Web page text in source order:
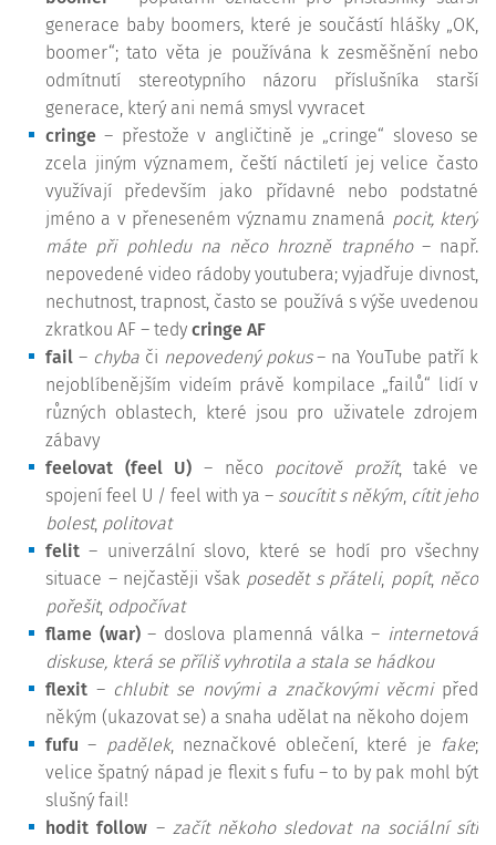
generace baby boomers, které je součástí hlášky „OK,
boomer“; tato věta je používána k zesměšnění nebo
odmítnutí stereotypního názoru příslušníka starší
generace, který ani nemá smysl vyvracet
cringe– přestože v angličtině je „cringe“ sloveso se
zcela jiným významem, čeští náctiletí jej velice často
využívají především jako přídavné nebo podstatné
jméno a v přeneseném významu znamená pocit, který
máte při pohledu na něco hrozně trapného – např.
nepovedené video rádoby youtubera; vyjadřuje divnost,
nechutnost, trapnost, často se používá s výše uvedenou
zkratkou AF – tedy cringe AF
fail –chyba či nepovedený pokus– na YouTube patří k
nejoblíbenějším videím právě kompilace „failů“ lidí v
různých oblastech, které jsou pro uživatele zdrojem
zábavy
feelovat (feel U) – něco pocitově prožít, také ve
spojení feel U / feel with ya – soucítit s někým, cítit jeho
bolest, politovat
felit– univerzální slovo, které se hodí pro všechny
situace – nejčastěji všakposedět s přáteli, popít, něco
pořešit, odpočívat
flame (war)– doslova plamenná válka – internetová
diskuse, která se příliš vyhrotila a stala se hádkou
flexit –chlubit se novými a značkovými věcmi před
někým (ukazovat se) a snaha udělat na někoho dojem
fufu– padělek, neznačkové oblečení, které je fake;
velice špatný nápad je flexit s fufu – to by pak mohl být
slušný fail!
hodit follow –začít někoho sledovat na sociální sítí